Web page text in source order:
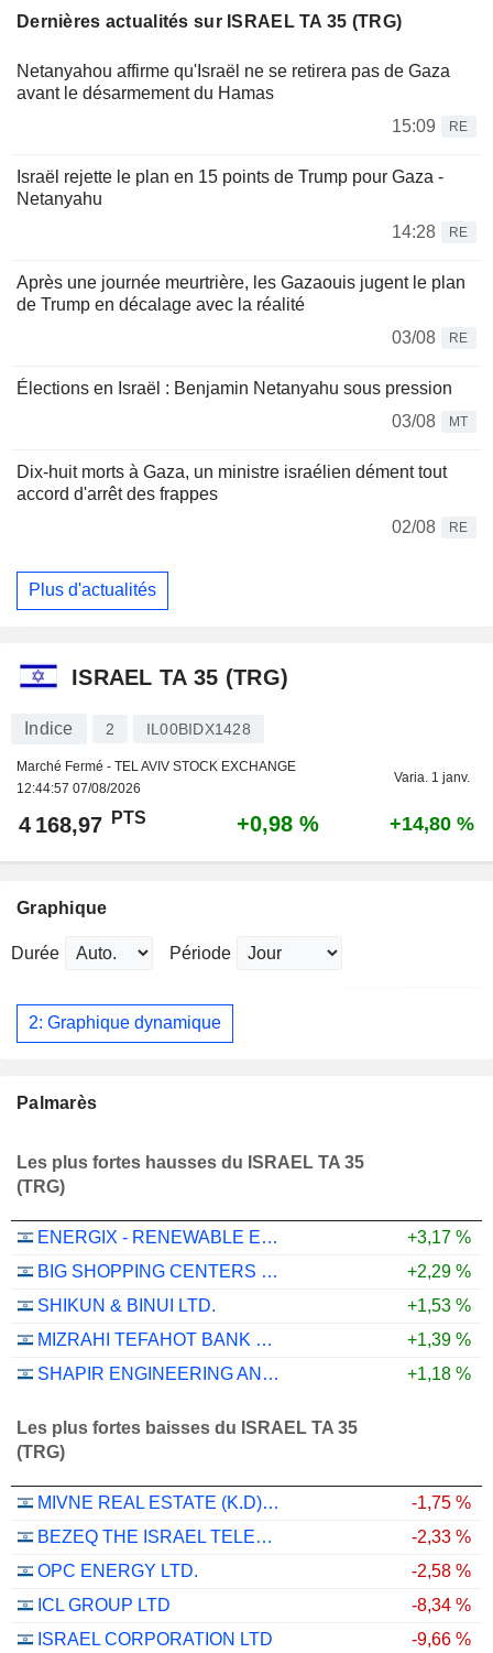
Dernières actualités sur ISRAEL TA 35 (TRG)
Netanyahou affirme qu'Israël ne se retirera pas de Gaza
avant le désarmement du Hamas
15:09
RE
Israël rejette le plan en 15 points de Trump pour Gaza -
Netanyahu
14:28
RE
Après une journée meurtrière, les Gazaouis jugent le plan
de Trump en décalage avec la réalité
03/08
RE
Élections en Israël : Benjamin Netanyahu sous pression
03/08
MT
Dix-huit morts à Gaza, un ministre israélien dément tout
accord d'arrêt des frappes
02/08
RE
Plus d'actualités
ISRAEL TA 35 (TRG)
Indice 2 IL00BIDX1428
Marché Fermé - TEL AVIV STOCK EXCHANGE
12:44:57 07/08/2026
Varia. 1 janv.
4 168,97 PTS +0,98 % +14,80 %
Graphique
Durée Période
2: Graphique dynamique
Palmarès
Les plus fortes hausses du ISRAEL TA 35
(TRG)
ENERGIX - RENEWABLE ENERGIES LTD.
+3,17 %
BIG SHOPPING CENTERS LTD
+2,29 %
SHIKUN & BINUI LTD.
+1,53 %
MIZRAHI TEFAHOT BANK LTD.
+1,39 %
SHAPIR ENGINEERING AND INDUSTRY LTD
+1,18 %
Les plus fortes baisses du ISRAEL TA 35
(TRG)
MIVNE REAL ESTATE (K.D) LTD
-1,75 %
BEZEQ THE ISRAEL TELECOMMUNICATION CORP. LTD
-2,33 %
OPC ENERGY LTD.
-2,58 %
ICL GROUP LTD
-8,34 %
ISRAEL CORPORATION LTD
-9,66 %